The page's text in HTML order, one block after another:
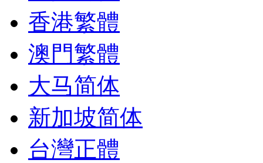
香港繁體
澳門繁體
大马简体
新加坡简体
台灣正體